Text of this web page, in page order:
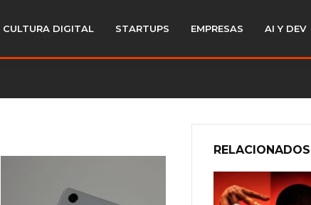
CULTURA DIGITAL STARTUPS EMPRESAS AI Y DEV
RELACIONADOS